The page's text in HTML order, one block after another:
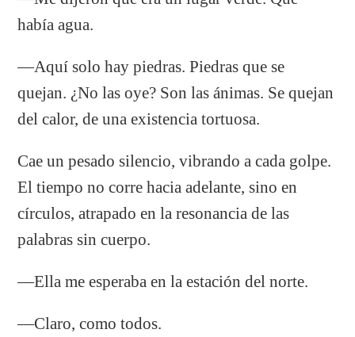
había agua.
—Aquí solo hay piedras. Piedras que se
quejan. ¿No las oye? Son las ánimas. Se quejan
del calor, de una existencia tortuosa.
Cae un pesado silencio, vibrando a cada golpe.
El tiempo no corre hacia adelante, sino en
círculos, atrapado en la resonancia de las
palabras sin cuerpo.
—Ella me esperaba en la estación del norte.
—Claro, como todos.